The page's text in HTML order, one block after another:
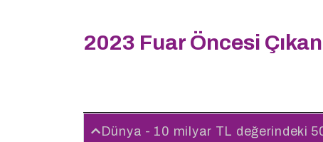
2023 Fuar Öncesi
Dünya - 10 milyar TL değerindeki